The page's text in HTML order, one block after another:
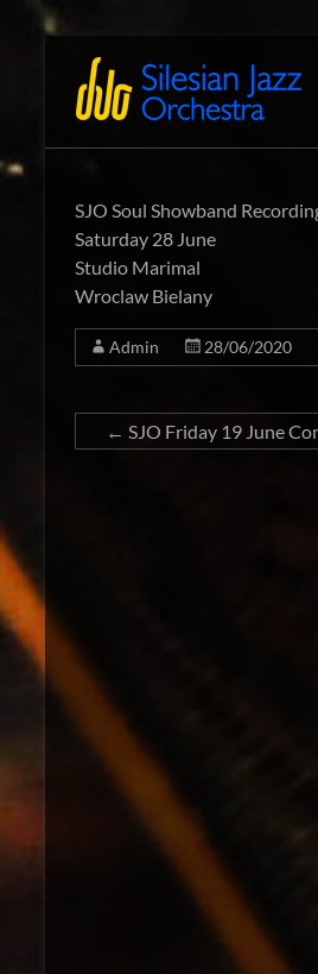
Inhalt
springen
Silesian
Jazz
International
Performing
SJO Soul Showband
Saturday 28 June
Studio Marimal
Wroclaw Bielany
Admin 28/06/2020
← SJO Friday 19 June